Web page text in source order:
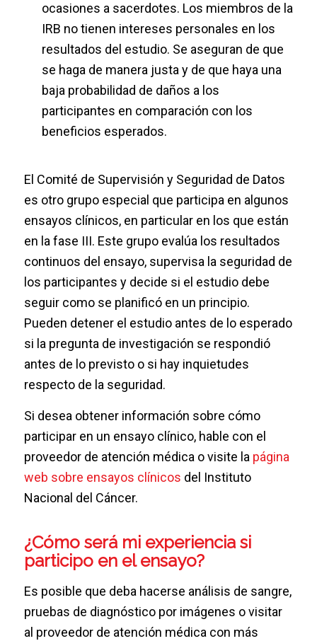
ocasiones a sacerdotes. Los miembros de la
IRB no tienen intereses personales en los
resultados del estudio. Se aseguran de que
se haga de manera justa y de que haya una
baja probabilidad de daños a los
participantes en comparación con los
beneficios esperados.
El Comité de Supervisión y Seguridad de Datos
es otro grupo especial que participa en algunos
ensayos clínicos, en particular en los que están
en la fase III. Este grupo evalúa los resultados
continuos del ensayo, supervisa la seguridad de
los participantes y decide si el estudio debe
seguir como se planificó en un principio.
Pueden detener el estudio antes de lo esperado
si la pregunta de investigación se respondió
antes de lo previsto o si hay inquietudes
respecto de la seguridad.
Si desea obtener información sobre cómo
participar en un ensayo clínico, hable con el
proveedor de atención médica o visite la página
web sobre ensayos clínicos del Instituto
Nacional del Cáncer.
¿Cómo será mi experiencia si
participo en el ensayo?
Es posible que deba hacerse análisis de sangre,
pruebas de diagnóstico por imágenes o visitar
al proveedor de atención médica con más